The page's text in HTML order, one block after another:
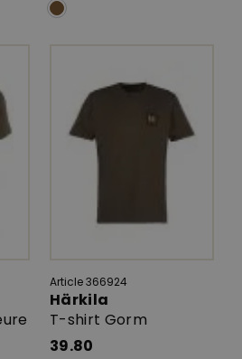
Article 366924
Härkila
T-shirt Gorm
39.80